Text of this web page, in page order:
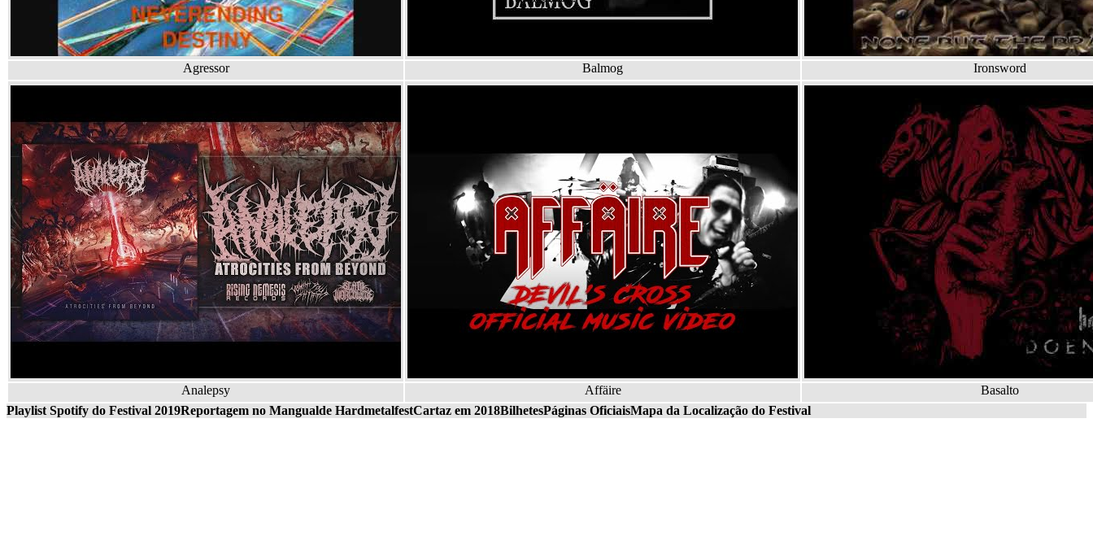
Agressor Balmog Ironsword
Analepsy Affäire
Basalto
Playlist Spotify do Festival 2019Reportagem no Mangualde HardmetalfestCartaz em 2018BilhetesPáginas OficiaisMapa da Localização do Festival